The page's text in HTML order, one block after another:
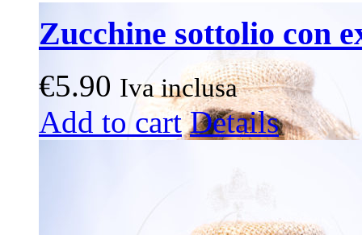
Zucchine sottolio con
€5.90 Iva inclusa
Add to cart Details